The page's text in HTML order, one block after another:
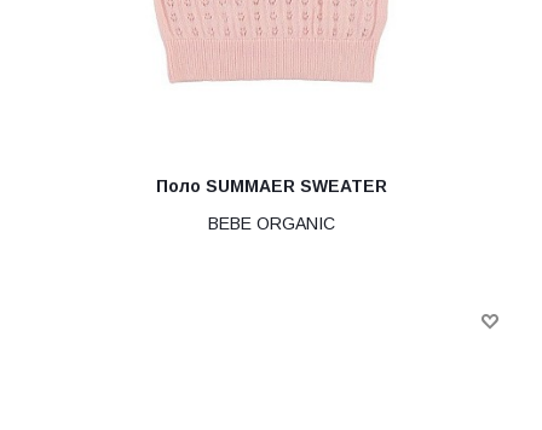
Поло SUMMAER SWEATER
BEBE ORGANIC